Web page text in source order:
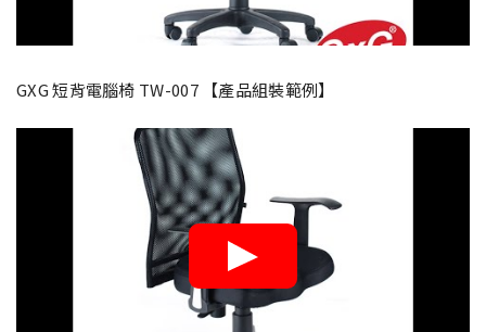
GXG 短背電腦椅 TW-007 【產品組裝範例】